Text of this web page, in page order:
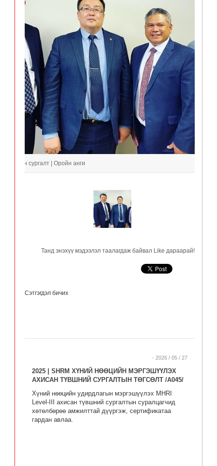
| Онлайн сургалт | Оройн анги
Танд энэхүү мэдээлэл таалагдаж байвал Like дараарай!
Сэтгэгдэл бичих
- 2026 / 05 / 27
2025 | SHRM ХҮНИЙ НӨӨЦИЙН МЭРГЭШҮҮЛЭХ
АХИСАН ТҮВШНИЙ СУРГАЛТЫН ТӨГСӨЛТ /A045/
Хүний нөөцийн удирдлагын мэргэшүүлэх MHRI
Level-III ахисан түвшний сургалтын суралцагчид
хөтөлбөрөө амжилттай дүүргэж, сертификатаа
гардан авлаа.